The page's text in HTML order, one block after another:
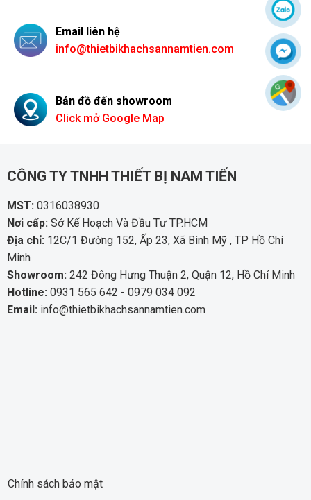
Đũa không thể thiếu trong bàn ăn của người châu Á
tròn hoặc bát giác; phần đầu đũa nhỏ dễ dàng gắp thức ăn
Email liên hệ
info@thietbikhachsannamtien.com
Bản đồ đến showroom
Click mở Google Map
CÔNG TY TNHH THIẾT BỊ NAM TIẾN
MST: 0316038930
Nơi cấp: Sở Kế Hoạch Và Đầu Tư TP.HCM
Địa chỉ: 12C/1 Đường 152, Ấp 23, Xã Bình Mỹ , TP Hồ Chí
Minh
Showroom: 242 Đông Hưng Thuận 2, Quận 12, Hồ Chí Minh
Hotline: 0931 565 642 - 0979 034 092
Email: info@thietbikhachsannamtien.com
Chính sách bảo mật